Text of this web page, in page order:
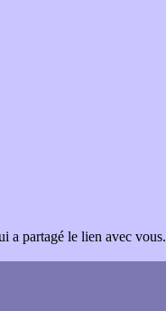
a partagé le lien avec vous.